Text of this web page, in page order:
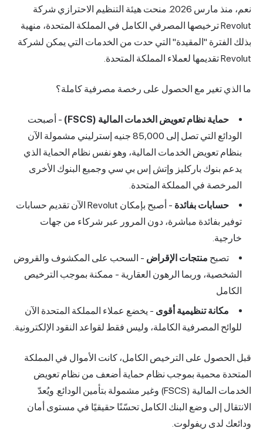
نعم، منذ مارس 2026. منحت هيئة التنظيم الاحترازي شركة
Revolut ترخيصها المصرفي الكامل في المملكة المتحدة، منهية
بذلك الفترة "المقيدة" التي حدت من الخدمات التي يمكن لشركة
Revolut تقديمها لعملاء المملكة المتحدة.
ما الذي تغير مع الحصول على رخصة مصرفية كاملة؟
حماية نظام تعويض الخدمات المالية (FSCS)
- أصبحت
الودائع التي تصل إلى 85,000 جنيه إسترليني مشمولة الآن
بنظام تعويض الخدمات المالية، وهو نفس نظام الحماية الذي
يدعم بنوك باركليز وإتش إس بي سي وجميع البنوك الأخرى
المرخصة في المملكة المتحدة.
حسابات بفائدة
- أصبح بإمكان Revolut الآن تقديم حسابات
توفير بفائدة مباشرة، دون المرور عبر شركاء من جهات
خارجية.
تصبح منتجات الإقراض - السحب على المكشوف والقروض
الشخصية، وربما الرهون العقارية - ممكنة بموجب الترخيص
الكامل
مكانة تنظيمية أقوى - يخضع عملاء المملكة المتحدة الآن
للوائح المصرفية الكاملة، وليس فقط لقواعد النقود الإلكترونية.
قبل الحصول على الترخيص الكامل، كانت الأموال في المملكة
المتحدة محمية بموجب نظام حماية أضعف من نظام تعويض
الخدمات المالية (FSCS) وغير مشمولة بتأمين الودائع. ويُعدّ
الانتقال إلى وضع البنك الكامل تحسّنًا حقيقيًا في مستوى أمان
ودائعك لدى ريفولوت.